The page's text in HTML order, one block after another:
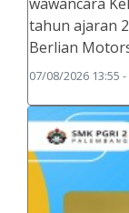
tahun ajaran
Berlian
07/08/2026 13:55